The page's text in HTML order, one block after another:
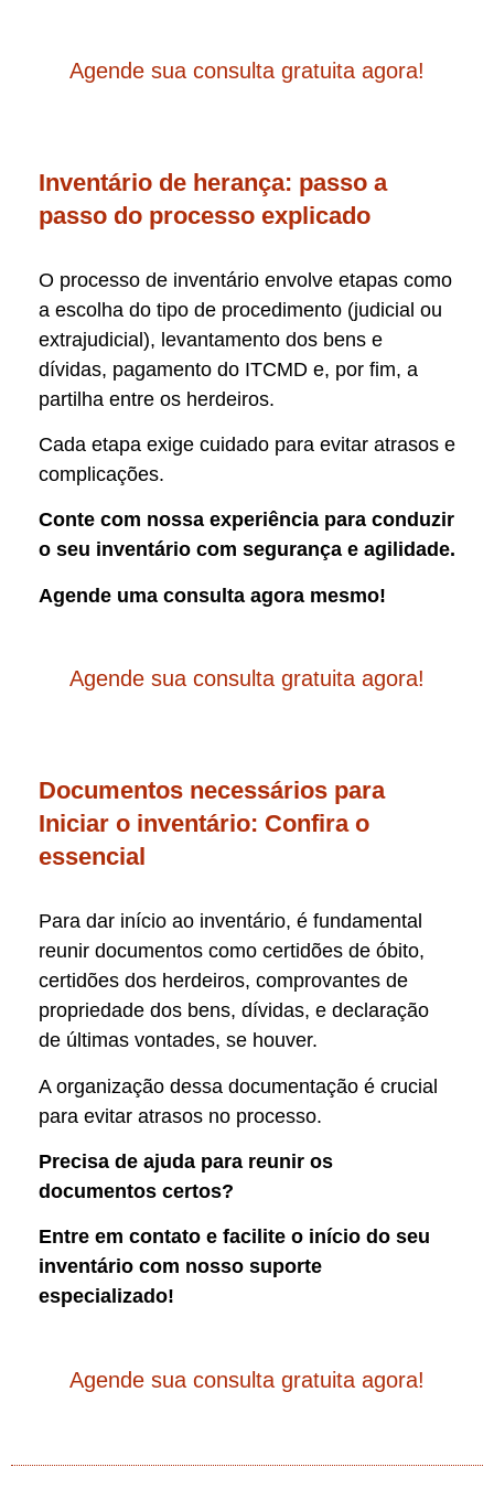
Agende sua consulta gratuita agora!
Inventário de herança: passo a
passo do processo explicado
O processo de inventário envolve etapas como
a escolha do tipo de procedimento (judicial ou
extrajudicial), levantamento dos bens e
dívidas, pagamento do ITCMD e, por fim, a
partilha entre os herdeiros.
Cada etapa exige cuidado para evitar atrasos e
complicações.
Conte com nossa experiência para conduzir
o seu inventário com segurança e agilidade.
Agende uma consulta agora mesmo!
Agende sua consulta gratuita agora!
Documentos necessários para
Iniciar o inventário: Confira o
essencial
Para dar início ao inventário, é fundamental
reunir documentos como certidões de óbito,
certidões dos herdeiros, comprovantes de
propriedade dos bens, dívidas, e declaração
de últimas vontades, se houver.
A organização dessa documentação é crucial
para evitar atrasos no processo.
Precisa de ajuda para reunir os
documentos certos?
Entre em contato e facilite o início do seu
inventário com nosso suporte
especializado!
Agende sua consulta gratuita agora!